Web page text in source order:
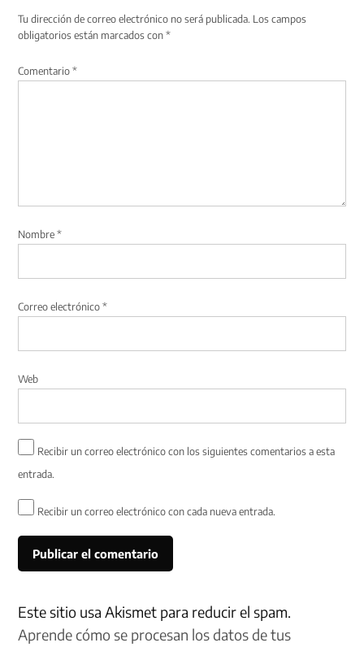
Tu dirección de correo electrónico no será publicada. Los campos
obligatorios están marcados con*
Comentario*
Nombre*
Correo electrónico*
Web
Recibir un correo electrónico con los siguientes comentarios a esta
entrada.
Recibir un correo electrónico con cada nueva entrada.
Este sitio usa Akismet para reducir el spam.
Aprende cómo se procesan los datos de tus